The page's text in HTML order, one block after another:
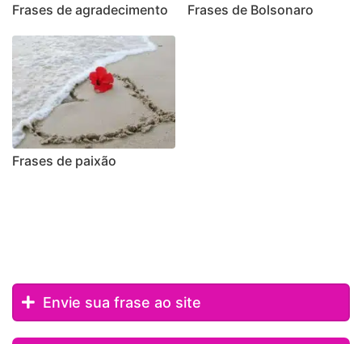
Frases de agradecimento Frases de Bolsonaro
Frases de paixão
Envie sua frase ao site